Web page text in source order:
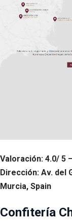
Valoración: 4.0/ 5
Dirección: Av. del
Murcia, Spain
Confitería